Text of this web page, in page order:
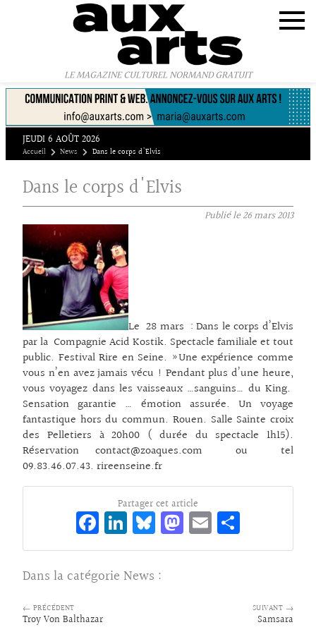
LE MAGAZINE CULTUREL NORMAND GRATUIT
JEUDI 6 AOÛT 2026
Accueil News Dans le corps d'Elvis
Dans le corps d'Elvis
Publié le26 mars 2013
Le 28 mars : Dans le corps d’Elvis
par la Compagnie Acid Kostik. Spectacle familiale et tout
public. Festival Rire en Seine. »Une expérience comme
vous n’en avez jamais vécu ! Pendant plus d’une heure,
vous voyagez dans les vaisseaux …sanguins… du King.
Sensation garantie … émotion assurée. Un voyage
fantastique hors du commun. Rouen. Salle Sainte croix
des Pelletiers à 20h00 ( durée du spectacle 1h15).
Réservation contact@zoaques.com ou tel
09.83.46.07.43. rireenseine.fr
Partager cet article
Fa
ce
bo
o
Li
n
ke
dI
Bl
ue
sk
M
as
E
m rt
Dans la catégorie News :
← PRÉCÉDENT
Troy Von Balthazar
SUIVANT →
Samsara
Panneau de gestion des cookies